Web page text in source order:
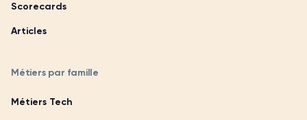
Scorecards
Articles
Métiers par famille
Métiers Tech